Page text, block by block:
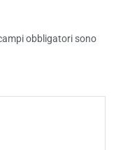
obbligatori sono